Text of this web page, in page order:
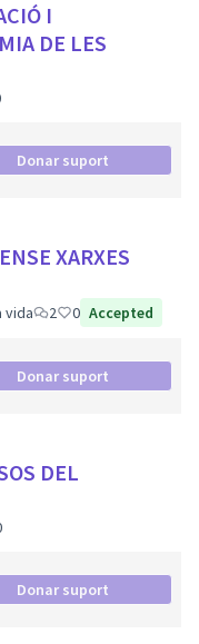
I
DE LES
Donar suport
XARXES
vida 2 0 Accepted
Donar suport
DEL
Donar suport